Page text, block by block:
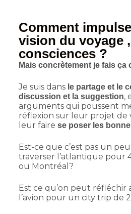
Comment
vision du voyage
consciences ?
Mais concrètement je fais ça
Je suis dans le partage et le
discussion et la suggestion,
arguments qui poussent
réflexion sur leur projet de
leur faire se poser les
Est-ce que c’est pas un
traverser l’atlantique pour
ou Montréal?
Est ce qu’on peut réfléchir
l’avion pour un city trip de